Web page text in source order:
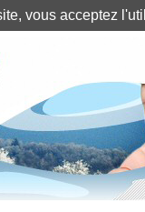
vous acceptez